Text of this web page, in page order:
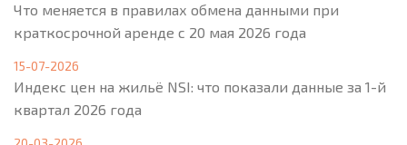
Что меняется в правилах обмена данными при
краткосрочной аренде с 20 мая 2026 года
15-07-2026
Индекс цен на жильё NSI: что показали данные за 1-й
квартал 2026 года